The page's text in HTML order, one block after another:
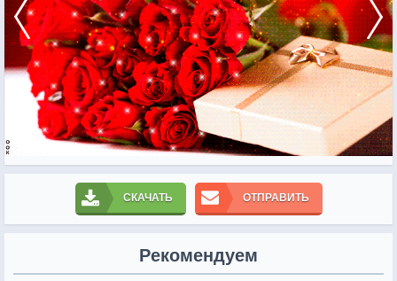
СКАЧАТЬ ОТПРАВИТЬ
Рекомендуем